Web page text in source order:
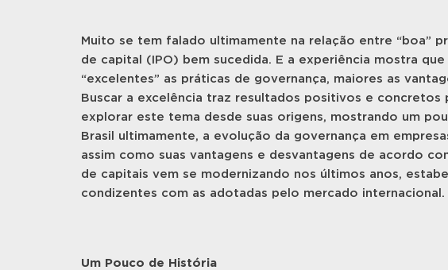
Muito se tem falado ultimamente na relação entre “boa”
de capital (IPO) bem sucedida. E a experiência mostra
“excelentes” as práticas de governança, maiores as
Buscar a excelência traz resultados positivos e concretos
explorar este tema desde suas origens, mostrando um
Brasil ultimamente, a evolução da governança em
assim como suas vantagens e desvantagens de acordo
de capitais vem se modernizando nos últimos anos,
condizentes com as adotadas pelo mercado internacional.
Um Pouco de História